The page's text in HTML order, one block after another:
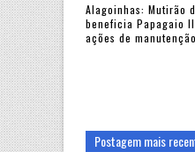
Alagoinhas: Mutirão
beneficia Papagaio
ações de
Postagem mais